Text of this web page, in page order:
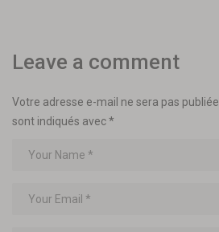
Leave a comment
Votre adresse e-mail ne sera pas publiée.
sont indiqués avec*